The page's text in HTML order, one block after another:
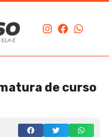
de curso